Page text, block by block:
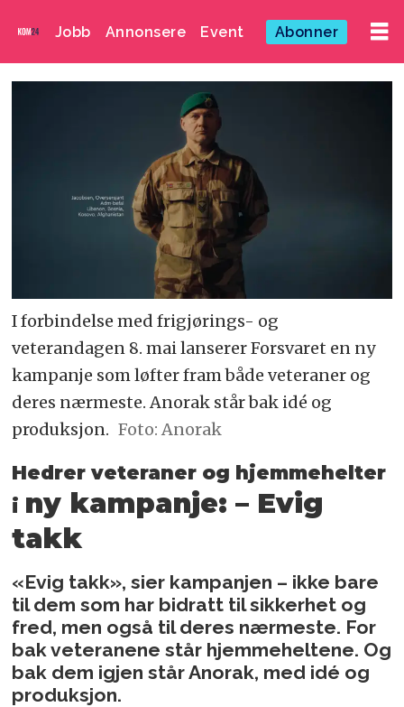
Jobb Annonsere Event Abonner
I forbindelse med frigjørings- og
veterandagen 8. mai lanserer Forsvaret en ny
kampanje som løfter fram både veteraner og
deres nærmeste. Anorak står bak idé og
produksjon. Foto: Anorak
Hedrer veteraner og hjemmehelter
i ny kampanje: – Evig
takk
«Evig takk», sier kampanjen – ikke bare
til dem som har bidratt til sikkerhet og
fred, men også til deres nærmeste. For
bak veteranene står hjemmeheltene. Og
bak dem igjen står Anorak, med idé og
produksjon.